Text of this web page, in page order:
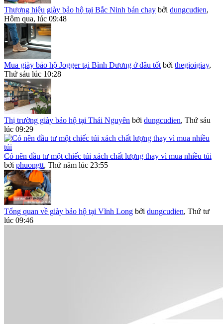
Thương hiệu giày bảo hộ tại Bắc Ninh bán chạy bởi dungcudien,
Hôm qua, lúc 09:48
Mua giày bảo hộ Jogger tại Bình Dương ở đâu tốt bởi thegioigiay,
Thứ sáu lúc 10:28
Thị trường giày bảo hộ tại Thái Nguyên bởi dungcudien, Thứ sáu
lúc 09:29
Có nên đầu tư một chiếc túi xách chất lượng thay vì mua nhiều túi
bởi phuongtt, Thứ năm lúc 23:55
Tổng quan về giày bảo hộ tại Vĩnh Long bởi dungcudien, Thứ tư
lúc 09:46